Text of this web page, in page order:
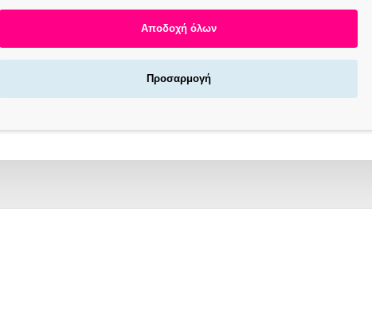
Αποδοχή όλων
Προσαρμογή